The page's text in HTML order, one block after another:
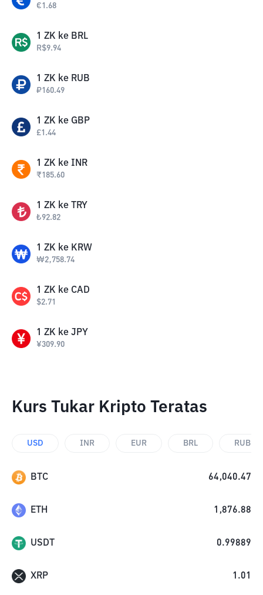
€1.68
1 ZK ke BRL
R$9.94
1 ZK ke RUB
₽160.49
1 ZK ke GBP
£1.44
1 ZK ke INR
₹185.60
1 ZK ke TRY
₺92.82
1 ZK ke KRW
₩2,758.74
1 ZK ke CAD
$2.71
1 ZK ke JPY
¥309.90
Kurs Tukar Kripto Teratas
USD INR EUR BRL RUB
BTC 64,040.47
ETH 1,876.88
USDT 0.99889
XRP 1.01